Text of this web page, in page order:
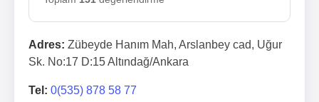
Adres: Zübeyde Hanım Mah, Arslanbey cad, Uğur
Sk. No:17 D:15 Altındağ/Ankara
Tel: 0(535) 878 58 77